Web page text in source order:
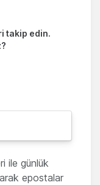
takip edin.
ile günlük
epostalar